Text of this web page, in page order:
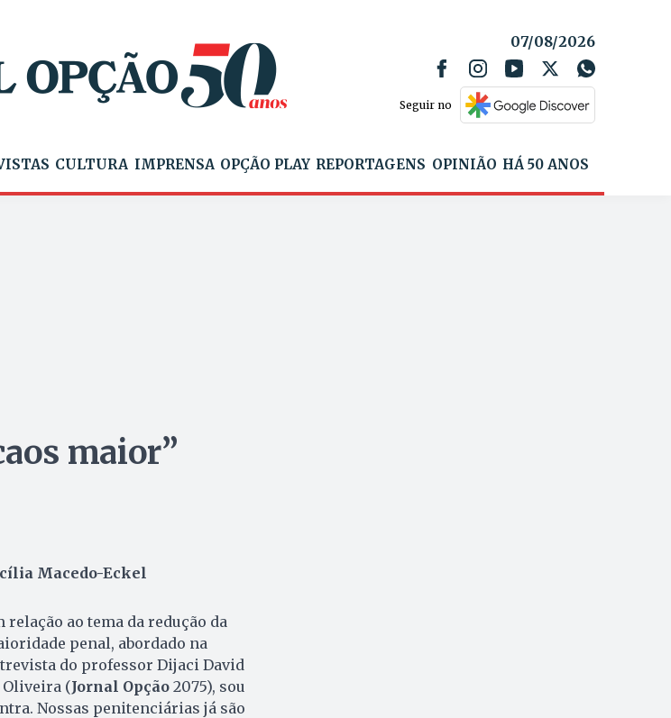
07/08/2026
Seguir no
CULTURA IMPRENSA OPÇÃO PLAY REPORTAGENS OPINIÃO HÁ 50 ANOS
maior”
Macedo-Eckel
relação ao tema da redução da
penal, abordado na
do professor Dijaci David
Oliveira (Jornal Opção2075), sou
Nossas penitenciárias já são